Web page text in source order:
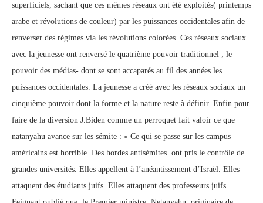
superficiels, sachant que ces mêmes réseaux ont été exploités( printemps
arabe et révolutions de couleur) par les puissances occidentales afin de
renverser des régimes via les révolutions colorées. Ces réseaux sociaux
avec la jeunesse ont renversé le quatrième pouvoir traditionnel ; le
pouvoir des médias- dont se sont accaparés au fil des années les
puissances occidentales. La jeunesse a créé avec les réseaux sociaux un
cinquième pouvoir dont la forme et la nature reste à définir. Enfin pour
faire de la diversion J.Biden comme un perroquet fait valoir ce que
natanyahu avance sur les sémite : « Ce qui se passe sur les campus
américains est horrible. Des hordes antisémites ont pris le contrôle de
grandes universités. Elles appellent à l’anéantissement d’Israël. Elles
attaquent des étudiants juifs. Elles attaquent des professeurs juifs.